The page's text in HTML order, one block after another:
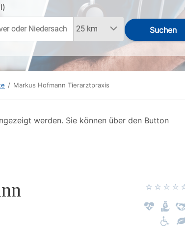
Suchen
/ Markus Hofmann Tierarztpraxis
werden. Sie können über den Button